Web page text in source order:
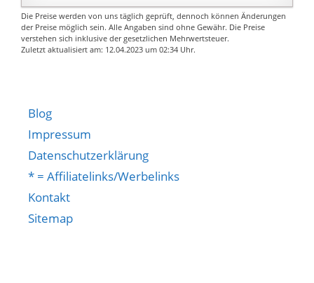
in der Hand halten oder
als Briefbeschwerer auf
den Tisch legen.
Lichts ein.
【Mehrere
Die Preise werden von uns täglich geprüft, dennoch können Änderungen
der Preise möglich sein. Alle Angaben sind ohne Gewähr. Die Preise
verstehen sich inklusive der gesetzlichen Mehrwertsteuer.
Zuletzt aktualisiert am: 12.04.2023 um 02:34 Uhr.
Blog
Impressum
Datenschutzerklärung
* = Affiliatelinks/Werbelinks
Kontakt
Sitemap